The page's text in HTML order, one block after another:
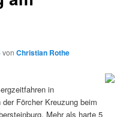
vonChristian Rothe
in
Förcher Kreuzung beim
Mehr als harte 5